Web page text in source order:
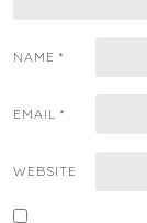
NAME *
EMAIL *
WEBSITE